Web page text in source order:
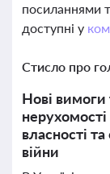
посиланнями
доступні у
Стисло про
Нові вимоги
нерухомості
власності
війни